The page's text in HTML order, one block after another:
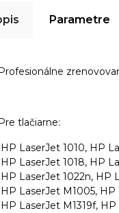
Parametre
Profesionálne
Pre tlačiarne:
HP LaserJet 1010, HP
HP LaserJet 1018, HP
HP LaserJet 1022n, HP
HP LaserJet M1005,
HP LaserJet M1319f,